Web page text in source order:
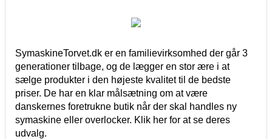
SymaskineTorvet.dk er en familievirksomhed der går 3
generationer tilbage, og de lægger en stor ære i at
sælge produkter i den højeste kvalitet til de bedste
priser. De har en klar målsætning om at være
danskernes foretrukne butik når der skal handles ny
symaskine eller overlocker. Klik her for at se deres
udvalg.